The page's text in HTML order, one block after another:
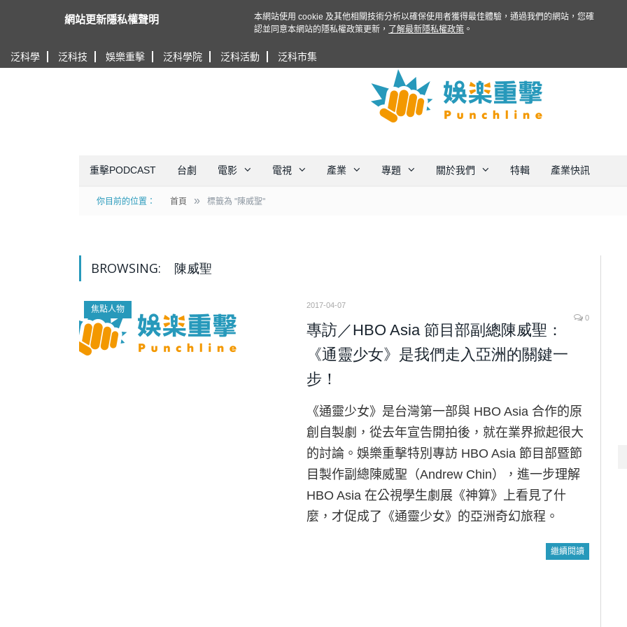
泛科學 泛科技 娛樂重擊 泛科學院 泛科活動 泛科市集
重擊PODCAST 台劇 電影 電視 產業 專題 關於我們 特輯 產業快訊
你目前的位置： 首頁 » 標籤為 "陳威聖"
BROWSING: 陳威聖
焦點人物
2017-04-07
0
專訪／HBO Asia 節目部副總陳威聖：
《通靈少女》是我們走入亞洲的關鍵一
步！
《通靈少女》是台灣第一部與 HBO Asia 合作的原
創自製劇，從去年宣告開拍後，就在業界掀起很大
的討論。娛樂重擊特別專訪 HBO Asia 節目部暨節
目製作副總陳威聖（Andrew Chin），進一步理解
HBO Asia 在公視學生劇展《神算》上看見了什
麼，才促成了《通靈少女》的亞洲奇幻旅程。
繼續閱讀
網站更新隱私權聲明
本網站使用 cookie 及其他相關技術分析以確保使用者獲得最佳體驗，通過我們的網站，您確
認並同意本網站的隱私權政策更新，
了解最新隱私權政策 。